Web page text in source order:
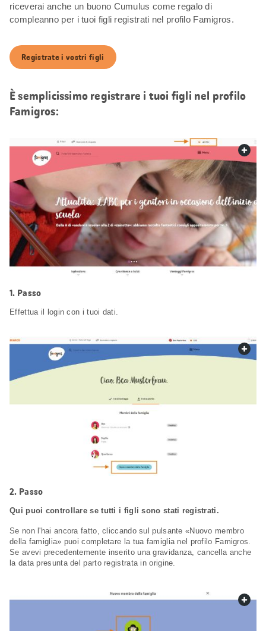
riceverai anche un buono Cumulus come regalo di
compleanno per i tuoi figli registrati nel profilo Famigros.
Registrate i vostri figli
È semplicissimo registrare i tuoi figli nel profilo
Famigros:
Passo
Effettua il login con i tuoi dati.
Passo
Qui puoi controllare se tutti i figli sono stati registrati.
Se non l'hai ancora fatto, cliccando sul pulsante «Nuovo membro
della famiglia» puoi completare la tua famiglia nel profilo Famigros.
Se avevi precedentemente inserito una gravidanza, cancella anche
la data presunta del parto registrata in origine.